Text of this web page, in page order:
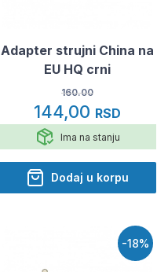
Adapter strujni China na
EU HQ crni
160.00
144,00 RSD
Ima na stanju
Dodaj u korpu
-18%